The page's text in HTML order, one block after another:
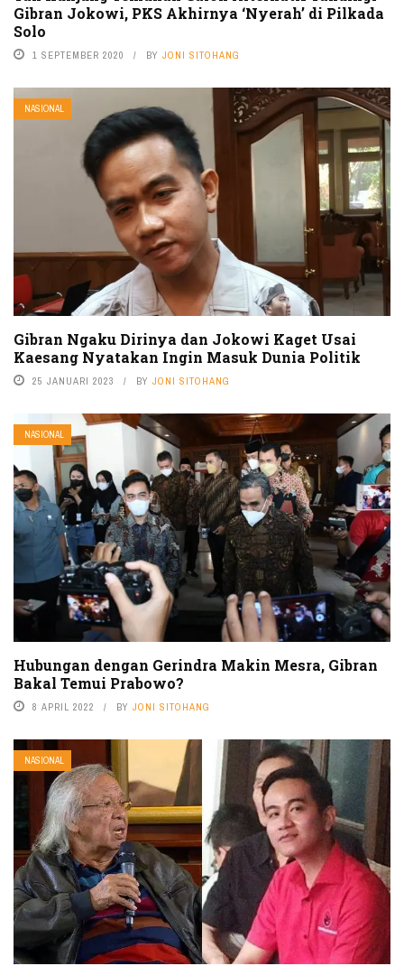
Gibran Jokowi, PKS Akhirnya ‘Nyerah’ di Pilkada
Solo
1 SEPTEMBER 2020 BY JONI SITOHANG
NASIONAL
Gibran Ngaku Dirinya dan Jokowi Kaget Usai
Kaesang Nyatakan Ingin Masuk Dunia Politik
25 JANUARI 2023 BY JONI SITOHANG
NASIONAL
Hubungan dengan Gerindra Makin Mesra, Gibran
Bakal Temui Prabowo?
8 APRIL 2022 BY JONI SITOHANG
NASIONAL